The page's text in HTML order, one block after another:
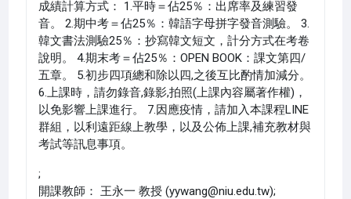
成績計算方式： 1.平時＝佔25％：出席率及練習發
音。 2.期中考＝佔25％：韓語字母拼字發音測驗。 3.
韓文書法測驗25％：抄寫韓文短文，計分方式在考卷
說明。 4.期末考＝佔25％：OPEN BOOK：課文第四/
五章。 5.初步四項總和除以四,之後互比酌情加減分。
6.上課時，請勿錄音,錄影,拍照(上課內容屬著作權)，
以免影響上課進行。 7.因應疫情，請加入本課程LINE
群組，以利遠距線上教學，以及公佈上課,補充教材與
考試等訊息事項。
;
開課教師： 王永一 教授 (yywang@niu.edu.tw);